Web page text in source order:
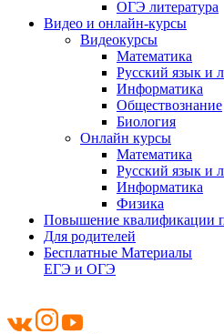
ОГЭ литература
Видео и онлайн-курсы
Видеокурсы
Математика
Русский язык и
Информатика
Обществознание
Биология
Онлайн курсы
Математика
Русский язык и
Информатика
Физика
Повышение квалификации
Для родителей
Бесплатные Материалы
ЕГЭ и ОГЭ